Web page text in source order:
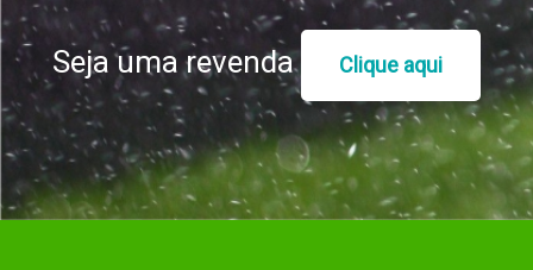
Seja uma revenda Clique aqui